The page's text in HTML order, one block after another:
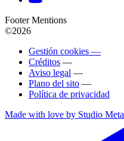
Footer Mentions
©2026
Gestión cookies —
Créditos —
Aviso legal —
Plano del sito —
Política de privacidad
Made with love by Studio Meta